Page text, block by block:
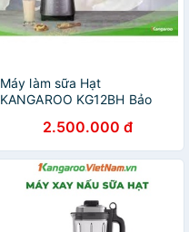
Máy làm sữa Hạt
KANGAROO KG12BH Bảo
2.500.000 đ